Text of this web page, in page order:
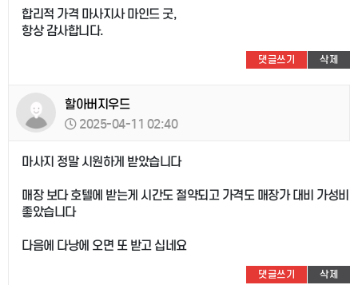
합리적 가격 마사지사 마인드 굿,
항상 감사합니다.
댓글쓰기 삭제
할아버지우드
2025-04-11 02:40
마사지 정말 시원하게 받았습니다
매장 보다 호텔에 받는게 시간도 절약되고 가격도 매장가 대비 가성비
좋았습니다
다음에 다낭에 오면 또 받고 십네요
댓글쓰기 삭제